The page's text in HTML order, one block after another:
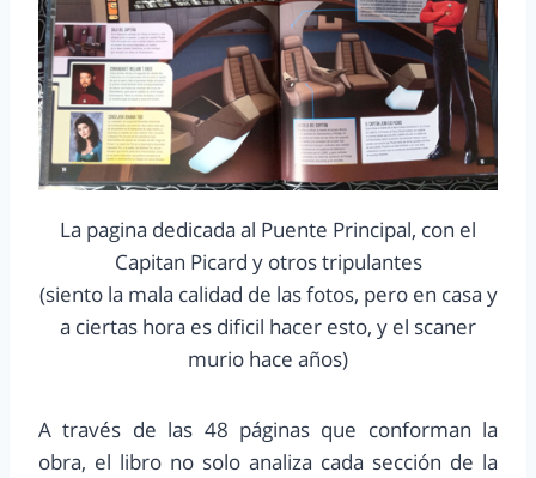
La pagina dedicada al Puente Principal, con el
Capitan Picard y otros tripulantes
(siento la mala calidad de las fotos, pero en casa y
a ciertas hora es dificil hacer esto, y el scaner
murio hace años)
A través de las 48 páginas que conforman la
obra, el libro no solo analiza cada sección de la